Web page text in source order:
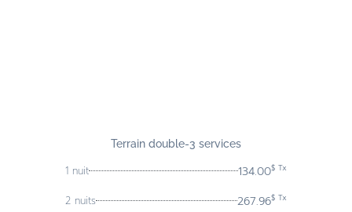
Terrain double-3 services
1 nuit 134.00$ Tx
2 nuits 267.96$ Tx